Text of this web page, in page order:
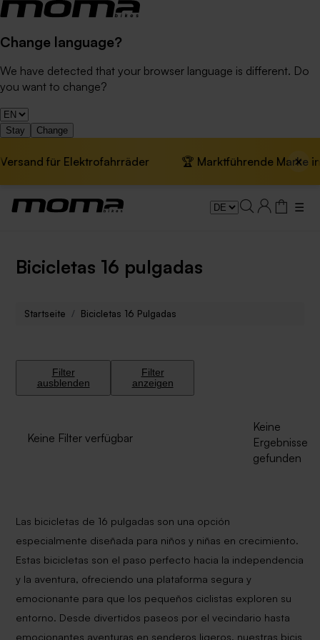
Change language?
We have detected that your browser language is different. Do
you want to change?
Stay Change
für Elektrofahrräder 🏆 Marktführende Marke in
×
☰
Bicicletas 16 pulgadas
Startseite Bicicletas 16 Pulgadas
Filter
ausblenden
Filter
anzeigen
Keine Filter verfügbar
Keine
Ergebnisse
gefunden
Las bicicletas de 16 pulgadas son una opción
especialmente diseñada para niños y niñas en crecimiento.
Estas bicicletas son el paso perfecto hacia la independencia
y la aventura, ofreciendo una plataforma segura y
emocionante para que los pequeños ciclistas exploren su
entorno. Desde divertidos paseos por el vecindario hasta
emocionantes aventuras en senderos ligeros, nuestras bicis